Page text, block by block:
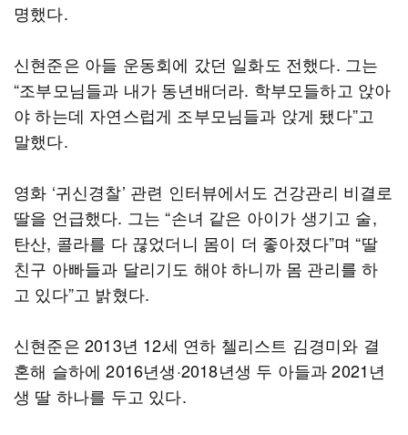
명했다.
신현준은 아들 운동회에 갔던 일화도 전했다. 그는
“조부모님들과 내가 동년배더라. 학부모들하고 앉아
야 하는데 자연스럽게 조부모님들과 앉게 됐다”고
말했다.
영화 ‘귀신경찰’ 관련 인터뷰에서도 건강관리 비결로
딸을 언급했다. 그는 “손녀 같은 아이가 생기고 술,
탄산, 콜라를 다 끊었더니 몸이 더 좋아졌다”며 “딸
친구 아빠들과 달리기도 해야 하니까 몸 관리를 하
고 있다”고 밝혔다.
신현준은 2013년 12세 연하 첼리스트 김경미와 결
혼해 슬하에 2016년생·2018년생 두 아들과 2021년
생 딸 하나를 두고 있다.